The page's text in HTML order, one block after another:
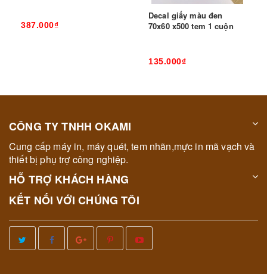
387.000₫
Decal giấy màu đen
70x60 x500 tem 1 cuộn
135.000₫
CÔNG TY TNHH OKAMI
Cung cấp máy in, máy quét, tem nhãn,mực in mã vạch và
thiết bị phụ trợ công nghiệp.
HỖ TRỢ KHÁCH HÀNG
KẾT NỐI VỚI CHÚNG TÔI